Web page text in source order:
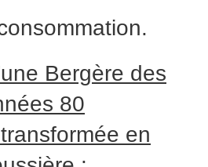
Bergère des
80
en